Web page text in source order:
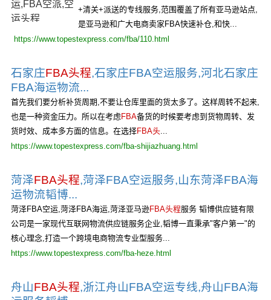
+清关+派送的专线服务,范围覆盖了所有亚马逊站点,
是亚马逊和广大电商卖家FBA快速补仓,和快...
https://www.topestexpress.com/fba/110.html
石家庄FBA头程,石家庄FBA空运服务,河北石家庄
FBA海运物流...
首先我们要分析补货周期,不要让仓库里面的货太多了。这样周转不起来,
也是一种资金压力。所以在考虑 FBA备货的时候要考虑到货物周转、发
货时效、成本多方面的信息。在选择FBA头...
https://www.topestexpress.com/fba-shijiazhuang.html
菏泽FBA头程,菏泽FBA空运服务,山东菏泽FBA海
运物流韬博...
菏泽FBA空运,菏泽FBA海运,菏泽亚马逊FBA头程服务 韬博供应链有限
公司是一家现代互联网物流供应链服务企业,韬博一直秉承"客户第一"的
核心理念,打造一个跨境电商物流专业型服务...
https://www.topestexpress.com/fba-heze.html
舟山FBA头程,浙江舟山FBA空运专线,舟山FBA海